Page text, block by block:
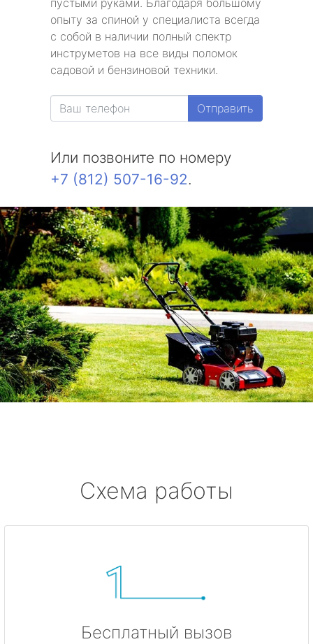
пустыми руками. Благодаря большому
опыту за спиной у специалиста всегда
с собой в наличии полный спектр
инструметов на все виды поломок
садовой и бензиновой техники.
Отправить
Или позвоните по номеру
+7 (812) 507-16-92.
Схема работы
Бесплатный вызов